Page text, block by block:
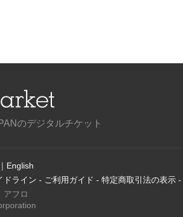
のデジタルチケット
｜ English
ドライン - ご利用ガイド - 特定商取引法の表示 -
アフロ